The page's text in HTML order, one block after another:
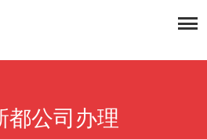
都公司办理